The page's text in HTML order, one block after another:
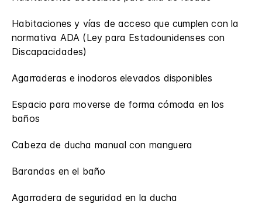
Habitaciones y vías de acceso que cumplen con la
normativa ADA (Ley para Estadounidenses con
Discapacidades)
Agarraderas e inodoros elevados disponibles
Espacio para moverse de forma cómoda en los
baños
Cabeza de ducha manual con manguera
Barandas en el baño
Agarradera de seguridad en la ducha